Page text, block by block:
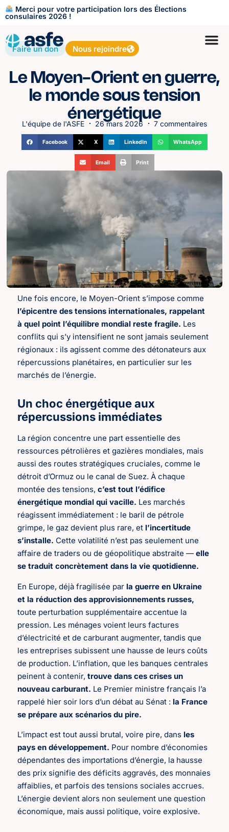
Merci pour votre participation lors des Élections
consulaires 2026 !
Faire un don Nous rejoindre
Le Moyen-Orient en guerre,
le monde sous tension
énergétique
L'équipe de l'ASFE 26 mars 2026 7 commentaires
Facebook X LinkedIn WhatsApp
Email Print
Une fois encore, le Moyen-Orient s’impose comme
l’épicentre des tensions internationales, rappelant
à quel point l’équilibre mondial reste fragile. Les
conflits qui s’y intensifient ne sont jamais seulement
régionaux : ils agissent comme des détonateurs aux
répercussions planétaires, en particulier sur les
marchés de l’énergie.
Un choc énergétique aux
répercussions immédiates
La région concentre une part essentielle des
ressources pétrolières et gazières mondiales, mais
aussi des routes stratégiques cruciales, comme le
détroit d’Ormuz ou le canal de Suez. À chaque
montée des tensions, c’est tout l’édifice
énergétique mondial qui vacille. Les marchés
réagissent immédiatement : le baril de pétrole
grimpe, le gaz devient plus rare, et l’incertitude
s’installe. Cette volatilité n’est pas seulement une
affaire de traders ou de géopolitique abstraite —elle
se traduit concrètement dans la vie quotidienne.
En Europe, déjà fragilisée par la guerre en Ukraine
et la réduction des approvisionnements russes,
toute perturbation supplémentaire accentue la
pression. Les ménages voient leurs factures
d’électricité et de carburant augmenter, tandis que
les entreprises subissent une hausse de leurs coûts
de production. L’inflation, que les banques centrales
peinent à contenir,trouve dans ces crises un
nouveau carburant. Le Premier ministre français l’a
rappelé hier soir lors d’un débat au Sénat : la France
se prépare aux scénarios du pire.
L’impact est tout aussi brutal, voire pire, dans les
pays en développement. Pour nombre d’économies
dépendantes des importations d’énergie, la hausse
des prix signifie des déficits aggravés, des monnaies
affaiblies, et parfois des tensions sociales accrues.
L’énergie devient alors non seulement une question
économique, mais aussi politique, voire explosive.